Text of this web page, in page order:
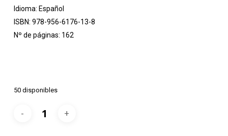
Idioma: Español
ISBN: 978-956-6176-13-8
Nº de páginas: 162
50 disponibles